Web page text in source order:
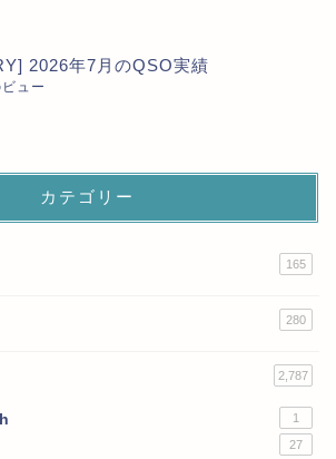
2026年7月のQSO実績
ュー
カテゴリー
165
280
2,787
1
27